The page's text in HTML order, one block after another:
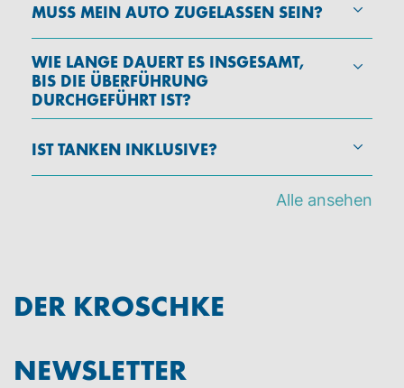
MUSS MEIN AUTO ZUGELASSEN SEIN?
WIE LANGE DAUERT ES INSGESAMT,
BIS DIE ÜBERFÜHRUNG
DURCHGEFÜHRT IST?
IST TANKEN INKLUSIVE?
Alle ansehen
DER KROSCHKE
NEWSLETTER